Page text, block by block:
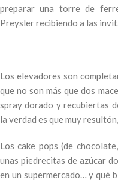
preparar una torre de
Preysler recibiendo a las
Los elevadores son
que no son más que dos
spray dorado y recubiertas
la verdad es que muy
Los cake pops (de
unas piedrecitas de azúcar
en un supermercado… y qué